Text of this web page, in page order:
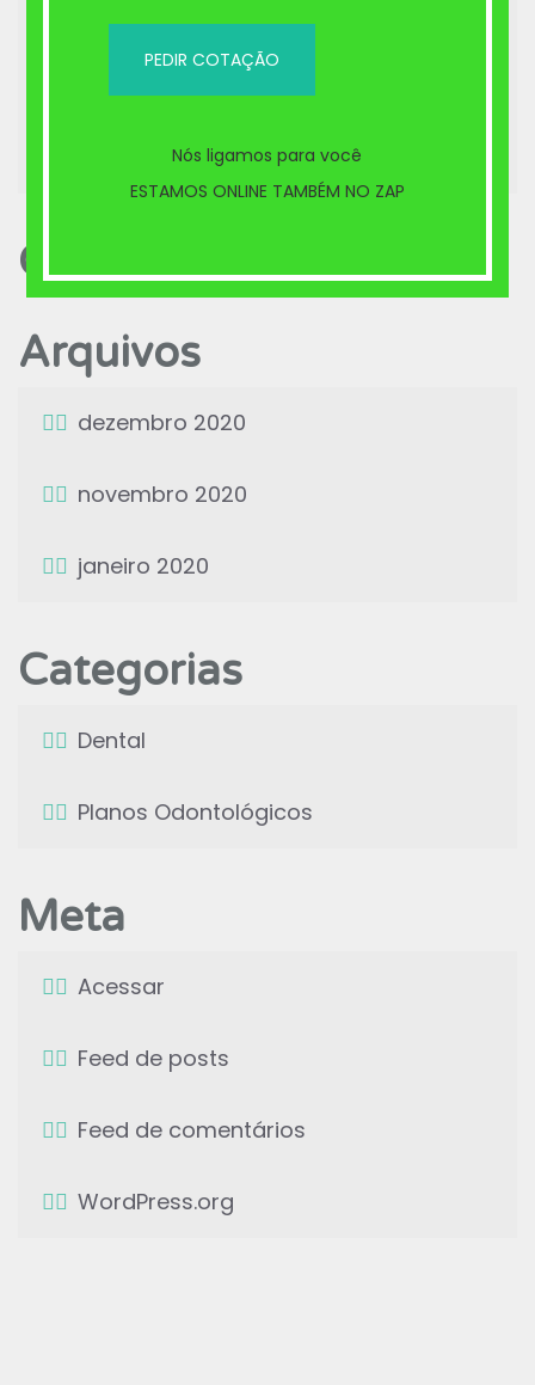
Contrate um bom Plano Odontológico
neste Natal
Comentários
Arquivos
dezembro 2020
novembro 2020
janeiro 2020
Categorias
Dental
Planos Odontológicos
Meta
Acessar
Feed de posts
Feed de comentários
WordPress.org
Nós ligamos para você
ESTAMOS ONLINE TAMBÉM NO ZAP